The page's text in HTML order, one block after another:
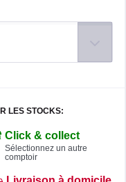
LES STOCKS:
Click & collect
Sélectionnez un autre
comptoir